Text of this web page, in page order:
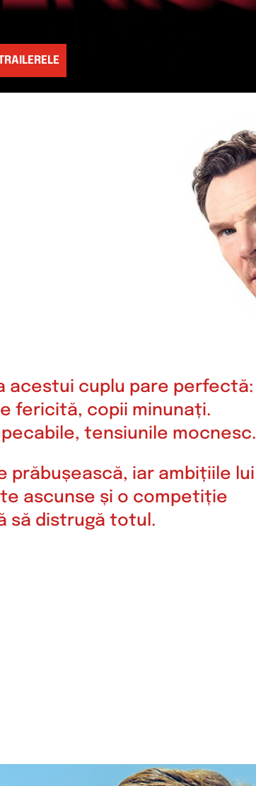
acestui cuplu pare perfectă:
fericită, copii minunați.
tensiunile mocnesc.
prăbușească, iar ambițiile lui
ascunse și o competiție
să distrugă totul.